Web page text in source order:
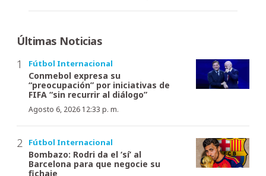
Últimas Noticias
Fútbol Internacional
Conmebol expresa su
“preocupación” por iniciativas de
FIFA “sin recurrir al diálogo”
Agosto 6, 2026 12:33 p. m.
Fútbol Internacional
Bombazo: Rodri da el ‘sí’ al
Barcelona para que negocie su
fichaje